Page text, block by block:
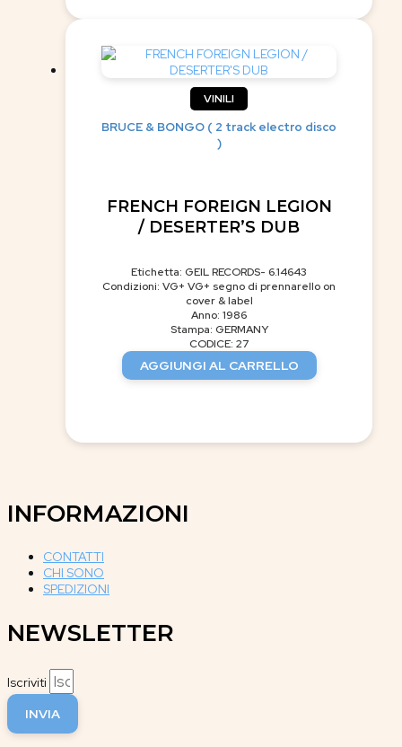
VINILI
BRUCE & BONGO ( 2 track electro disco
)
FRENCH FOREIGN LEGION
/ DESERTER’S DUB
Etichetta: GEIL RECORDS- 6.14643
Condizioni: VG+ VG+ segno di prennarello on
cover & label
Anno: 1986
Stampa: GERMANY
CODICE: 27
AGGIUNGI AL CARRELLO
INFORMAZIONI
CONTATTI
CHI SONO
SPEDIZIONI
NEWSLETTER
Iscriviti
INVIA